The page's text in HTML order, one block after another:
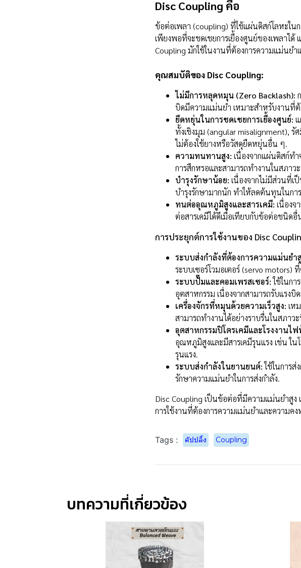
Disc Coupling คือ
ข้อต่อเพลา (coupling) ที่ใช้แผ่นดิสก์โลหะใน
เพียงพอที่จะชดเชยการเยื้องศูนย์ของเพลาไ
Coupling มักใช้ในงานที่ต้องการความแม่นย
คุณสมบัติของ Disc Coupling:
ไม่มีการหลุดหมุน (Zero Backlash):
บิดมีความแม่นยำ เหมาะสำหรับงานที่ต้
ยืดหยุ่นในการชดเชยการเยื้องศูนย์:
ทั้งเชิงมุม (angular misalignment),
ไม่ต้องใช้ยางหรือวัสดุยืดหยุ่นอื่น ๆ.
ความทนทานสูง: เนื่องจากแผ่นดิสก์ท
การสึกหรอและสามารถทำงานในสภาว
บำรุงรักษาน้อย: เนื่องจากไม่มีส่วนที่เ
บำรุงรักษามากนัก ทำให้ลดต้นทุนในกา
ทนต่ออุณหภูมิสูงและสารเคมี: เนื่อง
ต่อสารเคมีได้ดีเมื่อเทียบกับข้อต่อชนิด
การประยุกต์การใช้งานของ Disc
ระบบส่งกำลังที่ต้องการความแม่นยำ
ระบบเซอร์โวมอเตอร์ (servo motors)
ระบบปั๊มและคอมเพรสเซอร์:ใช้ในกา
อุตสาหกรรม เนื่องจากสามารถรับแรงบิ
เครื่องจักรที่หมุนด้วยความเร็วสูง: เห
สามารถทำงานได้อย่างราบรื่นในสภาว
อุตสาหกรรมปิโตรเคมีและโรงงานไ
อุณหภูมิสูงและมีสารเคมีรุนแรง เช่น ใ
รุนแรง.
ระบบส่งกำลังในยานยนต์:ใช้ในการส่
รักษาความแม่นยำในการส่งกำลัง.
Disc Coupling เป็นข้อต่อที่มีความแม่นยำสูง
การใช้งานที่ต้องการความแม่นยำและความค
Tags : คัปปลิ้ง Coupling
บทความที่เกี่ยวข้อง